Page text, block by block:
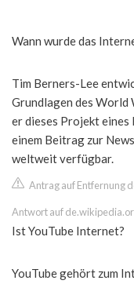
Wann wurde das
Tim Berners-Lee
Grundlagen des World
er dieses Projekt
einem Beitrag zur
weltweit verfügbar.
Antrag auf Entfernung
Antwort auf
Ist YouTube Internet?
YouTube gehört zum